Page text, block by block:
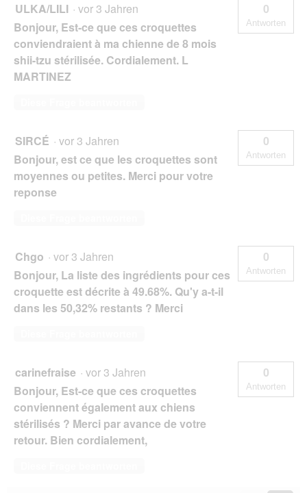
ULKA/LILI · vor 3 Jahren
Bonjour, Est-ce que ces croquettes
conviendraient à ma chienne de 8 mois
shii-tzu stérilisée. Cordialement. L
MARTINEZ
0
Antworten
SIRCÉ · vor 3 Jahren
Bonjour, est ce que les croquettes sont
moyennes ou petites. Merci pour votre
reponse
0
Antworten
Chgo · vor 3 Jahren
Bonjour, La liste des ingrédients pour ces
croquette est décrite à 49.68%. Qu'y a-t-il
dans les 50,32% restants ? Merci
0
Antworten
carinefraise · vor 3 Jahren
Bonjour, Est-ce que ces croquettes
conviennent également aux chiens
stérilisés ? Merci par avance de votre
retour. Bien cordialement,
0
Antworten